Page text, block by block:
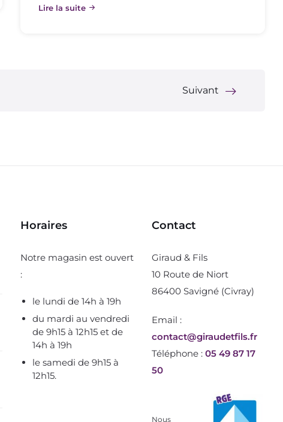
Lire la suite
Suivant
Horaires
Notre magasin est ouvert
:
le lundi de 14h à 19h
du mardi au vendredi
de 9h15 à 12h15 et de
14h à 19h
le samedi de 9h15 à
12h15.
Contact
Giraud & Fils
10 Route de Niort
86400 Savigné (Civray)
Email :
contact@giraudetfils.fr
Téléphone :05 49 87 17
50
Nous